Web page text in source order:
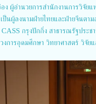
ง ผู้อำนวยการสำนักงานการวิจัย
นผู้ลงนามฝ่ายไทยและฝ่ายจีนต
กรุงปักกิ่ง สาธารณรัฐประช
การอุดมศึกษา วิทยาศาสตร์ วิจัย